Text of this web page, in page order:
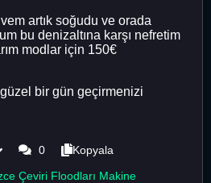
artık soğudu ve orada
bu denizaltına karşı nefretim
modlar için 150€
bir gün geçirmenizi
0
Kopyala
Çeviri Floodları Makine